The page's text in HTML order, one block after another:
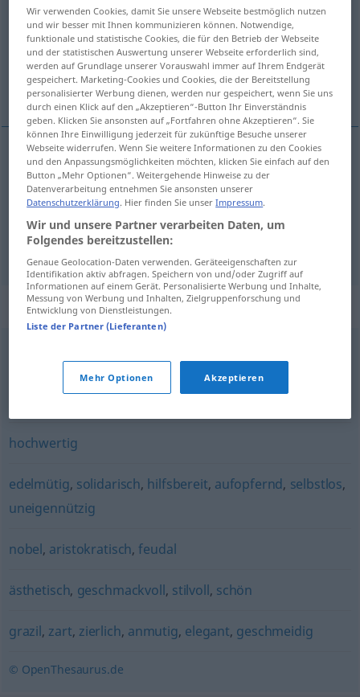
Übersicht aller Übersetzungen
(Für mehr Details die Übersetzung anklicken/antippen)
fidalgo, nobre, generoso, precioso
fidalgo, nobre edel
generoso edela. Wein
precioso edel Stein
Synonyme für "edel"
edelmütig
hochwertig
edelmütig, solidarisch, hilfsbereit, aufopfernd, selbstlos,
uneigennützig
nobel, aristokratisch,feudal
ästhetisch, geschmackvoll, stilvoll, schön
grazil, zart, zierlich, anmutig, elegant, geschmeidig
© OpenThesaurus.de
Wir verwenden Cookies, damit Sie unsere Webseite bestmöglich nutzen
und wir besser mit Ihnen kommunizieren können. Notwendige,
funktionale und statistische Cookies, die für den Betrieb der Webseite
und der statistischen Auswertung unserer Webseite erforderlich sind,
werden auf Grundlage unserer Vorauswahl immer auf Ihrem Endgerät
gespeichert. Marketing-Cookies und Cookies, die der Bereitstellung
personalisierter Werbung dienen, werden nur gespeichert, wenn Sie uns
durch einen Klick auf den „Akzeptieren“-Button Ihr Einverständnis
geben. Klicken Sie ansonsten auf „Fortfahren ohne Akzeptieren“. Sie
können Ihre Einwilligung jederzeit für zukünftige Besuche unserer
Webseite widerrufen. Wenn Sie weitere Informationen zu den Cookies
und den Anpassungsmöglichkeiten möchten, klicken Sie einfach auf den
Button „Mehr Optionen“. Weitergehende Hinweise zu der
Datenverarbeitung entnehmen Sie ansonsten unserer
Datenschutzerklärung. Hier finden Sie unserImpressum.
Wir und unsere Partner verarbeiten Daten, um
Folgendes bereitzustellen:
Genaue Geolocation-Daten verwenden. Geräteeigenschaften zur
Identifikation aktiv abfragen. Speichern von und/oder Zugriff auf
Informationen auf einem Gerät. Personalisierte Werbung und Inhalte,
Messung von Werbung und Inhalten, Zielgruppenforschung und
Entwicklung von Dienstleistungen.
Liste der Partner (Lieferanten)
Mehr Optionen Akzeptieren